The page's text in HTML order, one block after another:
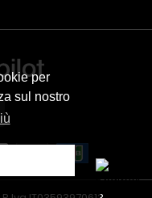
per
sul nostro